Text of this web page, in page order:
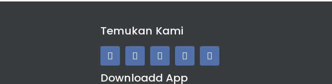
Temukan Kami
Downloadd App